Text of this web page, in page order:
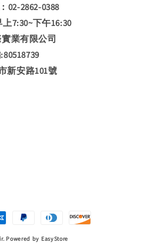
02-2862-0388
7:30~下午16:30
業有限公司
新安路101號
Powered by EasyStore